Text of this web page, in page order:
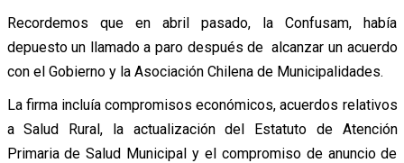
Recordemos que en abril pasado, la Confusam, había
depuesto un llamado a paro después de alcanzar un acuerdo
con el Gobierno y la Asociación Chilena de Municipalidades.
La firma incluía compromisos económicos, acuerdos relativos
a Salud Rural, la actualización del Estatuto de Atención
Primaria de Salud Municipal y el compromiso de anuncio de